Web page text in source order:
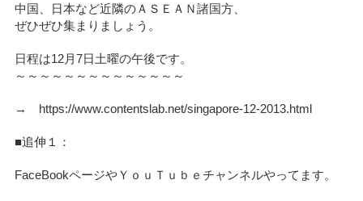
中国、日本など近隣のＡＳＥＡＮ諸国方、
ぜひぜひ集まりましょう。
日程は12月7日土曜の午後です。
～～～～～～～～～～～～～～
→ https://www.contentslab.net/singapore-12-2013.html
■追伸１：
FaceBookページやＹｏｕＴｕｂｅチャンネルやってます。